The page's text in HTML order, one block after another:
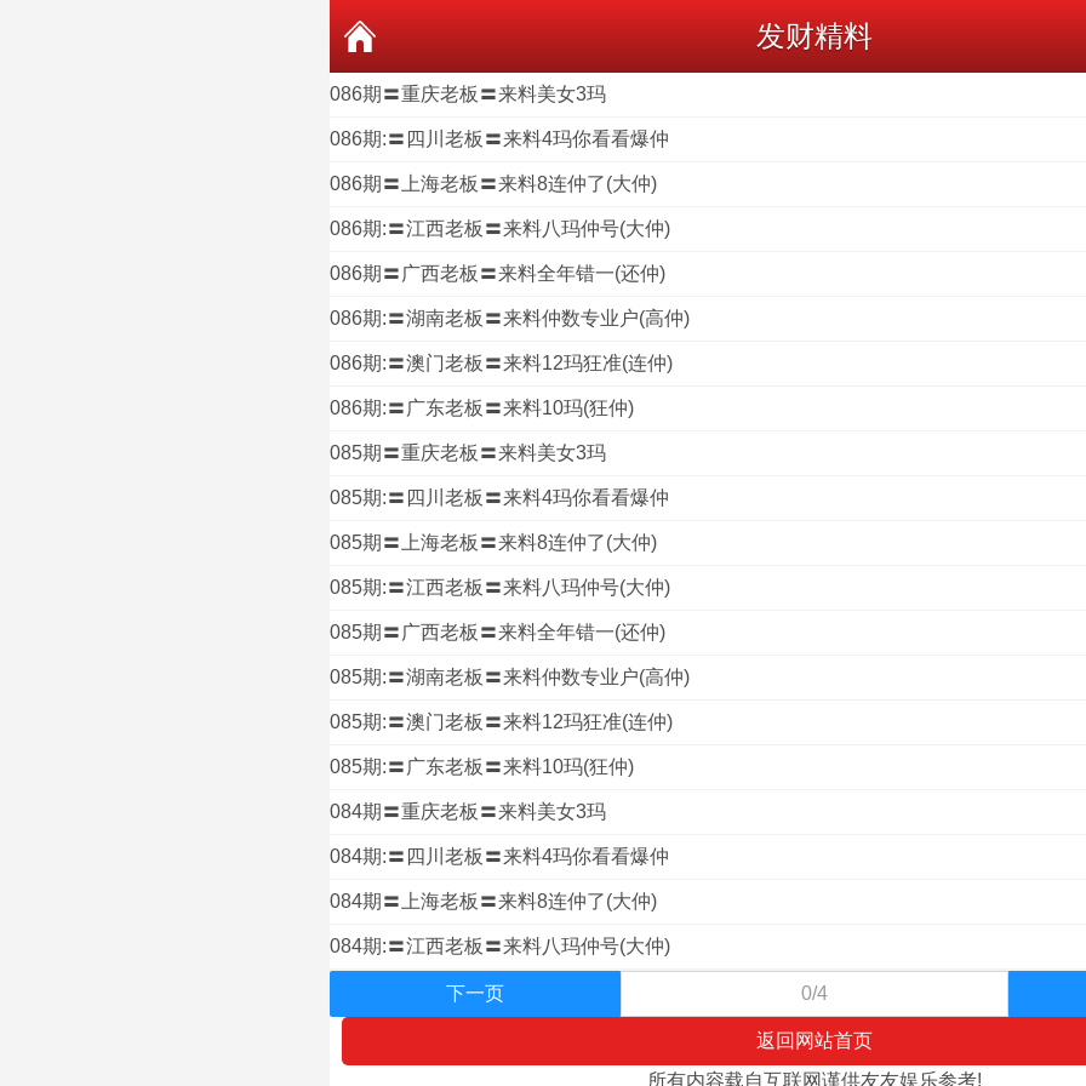
发财精料
086期〓重庆老板〓来料美女3玛
086期:〓四川老板〓来料4玛你看看爆仲
086期〓上海老板〓来料8连仲了(大仲)
086期:〓江西老板〓来料八玛仲号(大仲)
086期〓广西老板〓来料全年错一(还仲)
086期:〓湖南老板〓来料仲数专业户(高仲)
086期:〓澳门老板〓来料12玛狂准(连仲)
086期:〓广东老板〓来料10玛(狂仲)
085期〓重庆老板〓来料美女3玛
085期:〓四川老板〓来料4玛你看看爆仲
085期〓上海老板〓来料8连仲了(大仲)
085期:〓江西老板〓来料八玛仲号(大仲)
085期〓广西老板〓来料全年错一(还仲)
085期:〓湖南老板〓来料仲数专业户(高仲)
085期:〓澳门老板〓来料12玛狂准(连仲)
085期:〓广东老板〓来料10玛(狂仲)
084期〓重庆老板〓来料美女3玛
084期:〓四川老板〓来料4玛你看看爆仲
084期〓上海老板〓来料8连仲了(大仲)
084期:〓江西老板〓来料八玛仲号(大仲)
下一页 0/4
返回网站首页
所有内容载自互联网谨供友友娱乐参考!